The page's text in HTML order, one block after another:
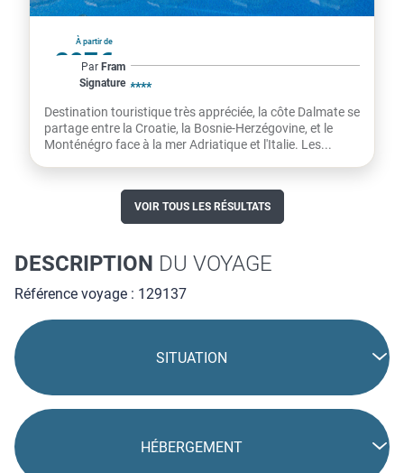
À partir de
297€
par personne
Par Fram
Signature
Croatie
HÔTEL MORE *****
Destination touristique très appréciée, la côte Dalmate se
partage entre la Croatie, la Bosnie-Herzégovine, et le
Monténégro face à la mer Adriatique et l'Italie. Les...
VOIR TOUS LES RÉSULTATS
DESCRIPTION DU VOYAGE
Référence voyage : 129137
SITUATION
HÉBERGEMENT